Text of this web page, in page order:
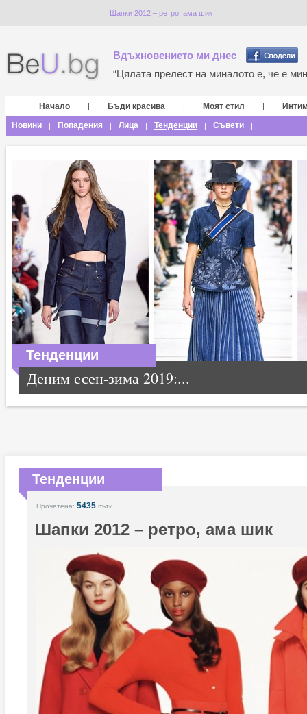
Шапки 2012 – ретро, ама шик
Вдъхновението ми днес
“Цялата прелест на миналото е, че е
Начало | Бъди красива | Моят стил |
Новини
| Попадения | Лица | Тенденции | Съвети |
Тенденции
Деним есен-зима 2019:...
Тенденции
Прочетена: 5435 пъти
Шапки 2012 – ретро, ама шик